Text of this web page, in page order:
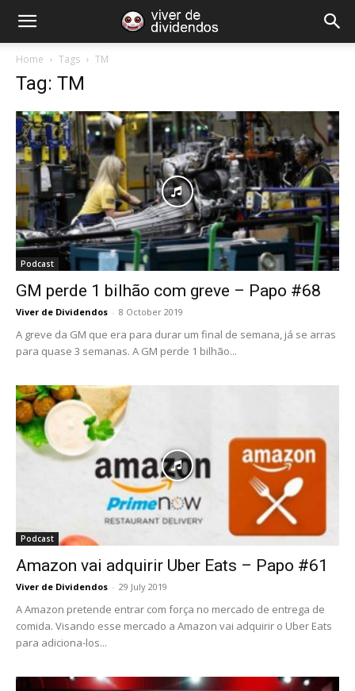
Home Tags TM
Tag: TM
Podcast
GM perde 1 bilhão com greve – Papo #68
Viver de Dividendos - 8 October 2019
A greve da GM que era para durar um final de semana, já se arras
para quase 3 semanas. A GM perde 1 bilhão...
Podcast
Amazon vai adquirir Uber Eats – Papo #61
Viver de Dividendos - 29 July 2019
A Amazon pretende entrar com força no mercado de entrega de
comida. Visando esse mercado a Amazon vai adquirir o Uber Eats
para adiciona-los...